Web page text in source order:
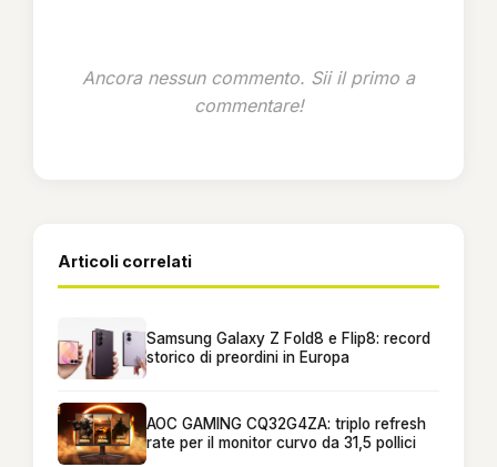
Ancora nessun commento. Sii il primo a
commentare!
Articoli correlati
Samsung Galaxy Z Fold8 e Flip8: record
storico di preordini in Europa
AOC GAMING CQ32G4ZA: triplo refresh
rate per il monitor curvo da 31,5 pollici